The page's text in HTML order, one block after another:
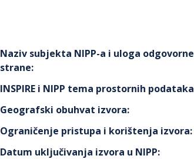
Naziv subjekta NIPP-a i uloga odgovorne
strane:
INSPIRE i NIPP tema prostornih podataka
Geografski obuhvat izvora:
Ograničenje pristupa i korištenja izvora:
Datum uključivanja izvora u NIPP: